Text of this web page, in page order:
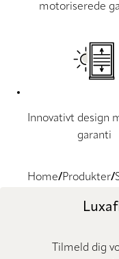
motoriserede
Innovativt design
garanti
Home Produkter
Tilmeld dig